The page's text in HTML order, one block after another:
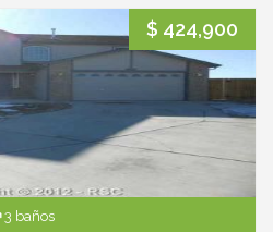
$ 424,900
3 baños